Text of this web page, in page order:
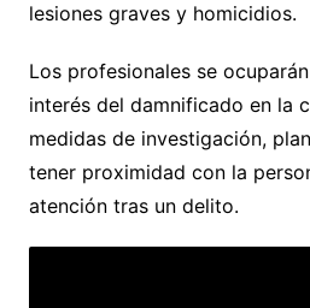
lesiones graves y homicidios.
Los profesionales se
interés del damnificado en la
medidas de investigación,
tener proximidad con la
atención tras un delito.